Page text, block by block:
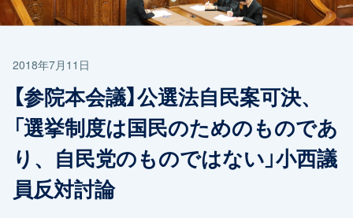
2018年7月11日
【参院本会議】公選法自民案可決、
「選挙制度は国民のためのものであ
り、自民党のものではない」小西議
員反対討論